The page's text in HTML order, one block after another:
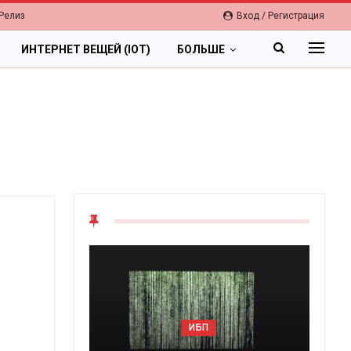
Вход / Регистрация
ИНТЕРНЕТ ВЕЩЕЙ (IOT) БОЛЬШЕ
Цифровая экономика